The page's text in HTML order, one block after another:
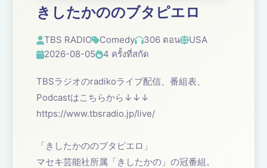
きしたかののブタピエロ
TBS RADIO Comedy 306 ตอน
USA
2026-08-05
4 ครั้งที่สกัด
TBSラジオのradikoライブ配信、番組表、
Podcastはこちらから↓↓↓
https://www.tbsradio.jp/live/
「きしたかののブタピエロ」
マセキ芸能社所属「きしたかの」の冠番組。